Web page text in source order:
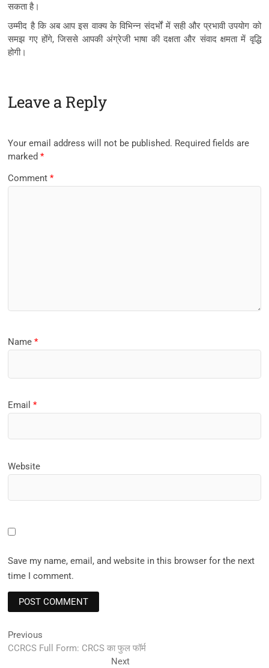
सकता है।
उम्मीद है कि अब आप इस वाक्य के विभिन्न संदर्भों में सही और प्रभावी उपयोग को
समझ गए होंगे, जिससे आपकी अंग्रेजी भाषा की दक्षता और संवाद क्षमता में वृद्धि
होगी।
Leave a Reply
Your email address will not be published. Required fields are
marked*
Comment*
Name*
Email*
Website
Save my name, email, and website in this browser for the next
time I comment.
Post
navigation
Previous
post:
CCRCS Full Form: CRCS का फुल फॉर्म
NextNext